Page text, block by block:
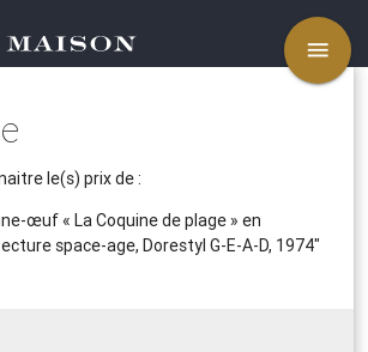
menu
le(s) prix de :
œuf « La Coquine de plage » en
space-age, Dorestyl G-E-A-D, 1974"